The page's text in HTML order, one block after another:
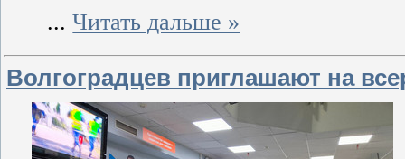
...Читать дальше »
Волгоградцев приглашают на